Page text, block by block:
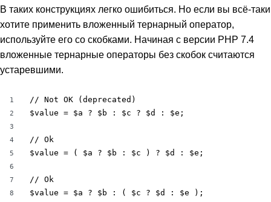
В таких конструкциях легко ошибиться. Но если вы всё-таки
хотите применить вложенный тернарный оператор,
используйте его со скобками. Начиная с версии PHP 7.4
вложенные тернарные операторы без скобок считаются
устаревшими.
1
2
3
4
5
6
7
8
// Not OK (deprecated)
$value = $a ? $b : $c ? $d : $e;
// Ok
$value = ( $a ? $b : $c ) ? $d : $e;
// Ok
$value = $a ? $b : ( $c ? $d : $e );